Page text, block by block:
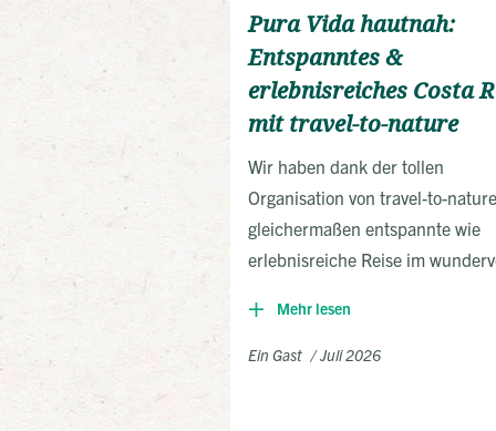
Pura Vida hautnah:
Entspanntes &
erlebnisreiches Costa
mit travel-to-nature
Wir haben dank der tollen
Organisation von travel-to-
gleichermaßen entspannte wie
erlebnisreiche Reise im
Mehr lesen
Ein Gast Juli 2026